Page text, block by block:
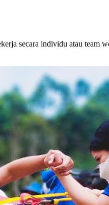
secara individu atau team